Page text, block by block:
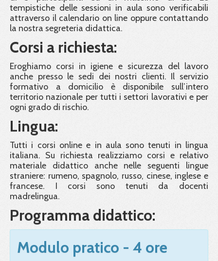
tempistiche delle sessioni in aula sono verificabili
attraverso il calendario on line oppure contattando
la nostra segreteria didattica.
Corsi a richiesta:
Eroghiamo corsi in igiene e sicurezza del lavoro
anche presso le sedi dei nostri clienti. Il servizio
formativo a domicilio è disponibile sull’intero
territorio nazionale per tutti i settori lavorativi e per
ogni grado di rischio.
Lingua:
Tutti i corsi online e in aula sono tenuti in lingua
italiana. Su richiesta realizziamo corsi e relativo
materiale didattico anche nelle seguenti lingue
straniere: rumeno, spagnolo, russo, cinese, inglese e
francese. I corsi sono tenuti da docenti
madrelingua.
Programma didattico:
Modulo pratico - 4 ore